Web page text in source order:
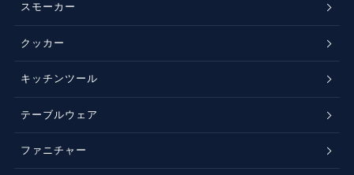
スモーカー
クッカー
キッチンツール
テーブルウェア
ファニチャー